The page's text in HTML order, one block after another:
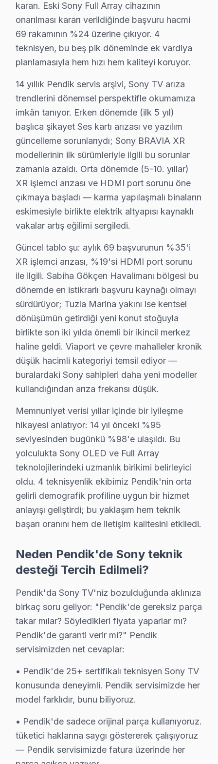
Kurtköy'de Sony TV Servisi
Kurtköy, Sony televizyonları için bakım ve onarım
Orhangazi'de Sony TV Servisi
Orta'da Sony TV Servisi
Orta mahallesi, yoğun konut yapısıyla dikkat çeken
Ramazanoğlu'nda Sony TV Servisi
Ramazanoğlu mahallesinde yaşayanlar, genellikle
Sanayi mahallesi, işlek bir bölge olmasıyla bilinirken,
Sapanbağları'nda Sony TV Servisi
Sülüntepe'de Sony TV Servisi
Sülüntepe, daha çok geniş ailelerin yaşadığı bir
Şeyhli'de Sony TV Servisi
Şeyhli mahallesi, sosyal yapısı itibarıyla çeşitli yaş
Velibaba'da Sony TV Servisi
Velibaba mahallesi, farklı yaş gruplarındaki bireyleri
Yayalar'da Sony TV Servisi
Yayalar mahallesi, genç ailelerin yaşadığı bir konut
Yeni'de Sony TV Servisi
Yeni mahallesi, çeşitli sosyal ve ekonomik profillere
Yenişehir'de Sony TV Servisi
Yenişehir mahallesi, genellikle orta yaş ve üstü
Yeşilbağlar'da Sony TV Servisi
Yeşilbağlar mahallesi, genç ailelerin yoğun olduğu bir
Pendik bölgesinde Sony televizyonlar için tamir
Anakart tamiri fiyatları, model serisine göre değişiklik
Fiyatları etkileyen diğer önemli faktörlerden biri
Pendik'de Her Kuşağa Sony Servisi: Fabrika
Fabrika teknik destek, bölgemizde farklı yaş
Daha büyük bir izleyici kitlesine hitap eden
Sonuç olarak, Pendik bölgesindeki herkes için, her yaş
Pendik Sony servis - TV Tamiri
Pendik'da Sony televizyon tamiri için bizi seçen
Sabiha Gökçen Havalimanı aksı ve Marmaray ve
Fabrika Servis — 2009'dan beri bu üçünü bir arada
kararı. Eski Sony Full Array cihazının
onarılması kararı verildiğinde başvuru hacmi
69 rakamının %24 üzerine çıkıyor. 4
teknisyen, bu beş pik döneminde ek vardiya
planlamasıyla hem hızı hem kaliteyi koruyor.
14 yıllık Pendik servis arşivi, Sony TV arıza
trendlerini dönemsel perspektifle okumamıza
imkân tanıyor. Erken dönemde (ilk 5 yıl)
başlıca şikayet Ses kartı arızası ve yazılım
güncelleme sorunlarıydı; Sony BRAVIA XR
modellerinin ilk sürümleriyle ilgili bu sorunlar
zamanla azaldı. Orta dönemde (5-10. yıllar)
XR işlemci arızası ve HDMI port sorunu öne
çıkmaya başladı — karma yapılaşmalı binaların
eskimesiyle birlikte elektrik altyapısı kaynaklı
vakalar artış eğilimi sergiledi.
Güncel tablo şu: aylık 69 başvurunun %35'i
XR işlemci arızası, %19'si HDMI port sorunu
ile ilgili. Sabiha Gökçen Havalimanı bölgesi bu
dönemde en istikrarlı başvuru kaynağı olmayı
sürdürüyor; Tuzla Marina yakını ise kentsel
dönüşümün getirdiği yeni konut stoğuyla
birlikte son iki yılda önemli bir ikincil merkez
haline geldi. Viaport ve çevre mahalleler kronik
düşük hacimli kategoriyi temsil ediyor —
buralardaki Sony sahipleri daha yeni modeller
kullandığından arıza frekansı düşük.
Memnuniyet verisi yıllar içinde bir iyileşme
hikayesi anlatıyor: 14 yıl önceki %95
seviyesinden bugünkü %98'e ulaşıldı. Bu
yolculukta Sony OLED ve Full Array
teknolojilerindeki uzmanlık birikimi belirleyici
oldu. 4 teknisyenlik ekibimiz Pendik'nin orta
gelirli demografik profiline uygun bir hizmet
anlayışı geliştirdi; bu yaklaşım hem teknik
başarı oranını hem de iletişim kalitesini etkiledi.
Neden Pendik'de Sony teknik
desteği Tercih Edilmeli?
Pendik'da Sony TV'niz bozulduğunda aklınıza
birkaç soru geliyor: "Pendik'de gereksiz parça
takar mılar? Söyledikleri fiyata yaparlar mı?
Pendik'de garanti verir mi?" Pendik
servisimizden net cevaplar:
• Pendik'de 25+ sertifikalı teknisyen Sony TV
konusunda deneyimli. Pendik servisimizde her
model farklıdır, bunu biliyoruz.
• Pendik'de sadece orijinal parça kullanıyoruz.
tüketici haklarına saygı göstererek çalışıyoruz
— Pendik servisimizde fatura üzerinde her